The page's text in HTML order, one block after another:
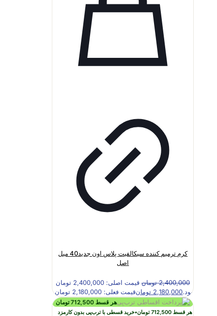
کرم ترمیم کننده سیکالفیت پلاس اون جدید40 میل
اصل
2,400,000 تومان
قیمت اصلی: 2,400,000 تومان
بود.2,180,000 تومانقیمت فعلی: 2,180,000 تومان.
هر قسط 712,500 تومان
هر قسط 712,500 تومان•خرید قسطی با ترب‌پی بدون کارمزد